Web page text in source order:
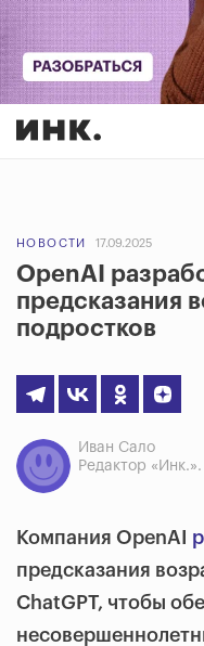
НОВОСТИ 17.09.2025
OpenAI
предсказания
подростков
Иван Сало
Редактор «Инк.».
Компания OpenAI
предсказания
ChatGPT, чтобы